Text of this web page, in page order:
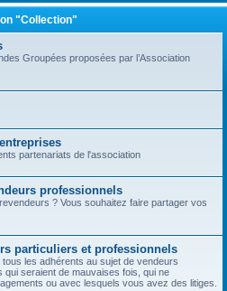
"Collection"
Groupées proposées par l’Association
partenariats de l'association
professionnels
? Vous souhaitez faire partager vos
particuliers et professionnels
les adhérents au sujet de vendeurs
qui seraient de mauvaises fois, qui ne
ou avec lesquels vous avez des litiges.